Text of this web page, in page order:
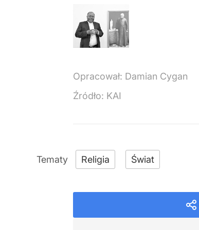
Opracował: Damian Cygan
Źródło: KAI
Religia Świat